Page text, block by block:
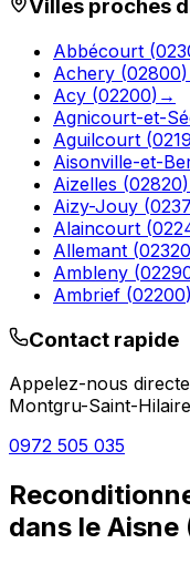
Villes proches
Abbécourt (
Achery (02800)
Acy (02200) →
Agnicourt-et-
Aguilcourt (
Aisonville-et-
Aizelles (02820)
Aizy-Jouy (
Alaincourt (
Allemant (02320
Ambleny (
Ambrief (02200)
Contact rapide
Appelez-nous
Montgru-Saint-Hilaire
0972 505 035
dans le Aisne